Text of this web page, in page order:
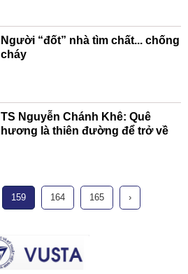
Người “đốt” nhà tìm chất... chống
cháy
TS Nguyễn Chánh Khê: Quê
hương là thiên đường để trở về
159 164 165 ›